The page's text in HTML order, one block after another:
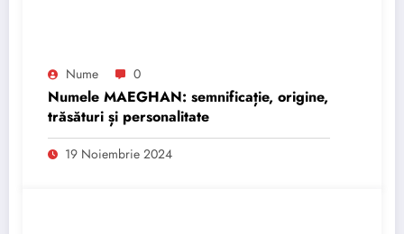
Nume 0
Numele MAEGHAN: semnificație, origine,
trăsături și personalitate
19 Noiembrie 2024